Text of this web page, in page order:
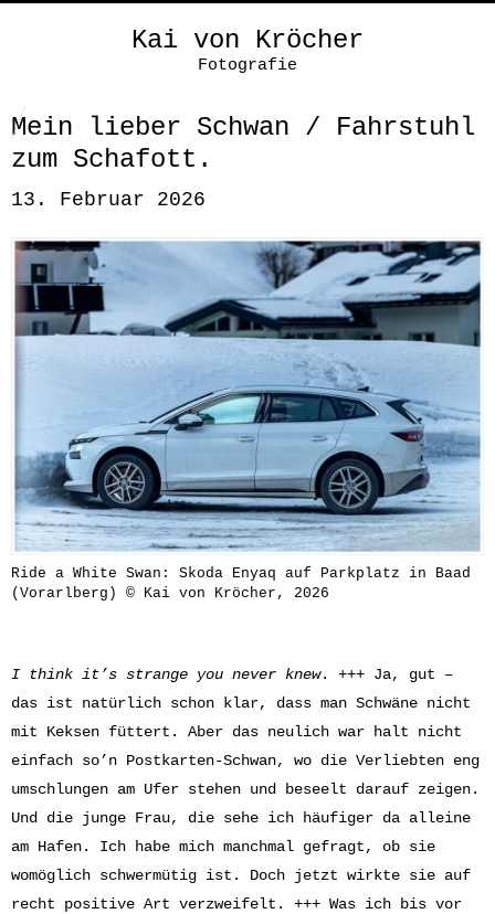
Kai von Kröcher
Fotografie
Mein lieber Schwan / Fahrstuhl
zum Schafott.
13. Februar 2026
Ride a White Swan: Skoda Enyaq auf Parkplatz in Baad
(Vorarlberg) © Kai von Kröcher, 2026
I think it’s strange you never knew. +++ Ja, gut –
das ist natürlich schon klar, dass man Schwäne nicht
mit Keksen füttert. Aber das neulich war halt nicht
einfach so’n Postkarten-Schwan, wo die Verliebten eng
umschlungen am Ufer stehen und beseelt darauf zeigen.
Und die junge Frau, die sehe ich häufiger da alleine
am Hafen. Ich habe mich manchmal gefragt, ob sie
womöglich schwermütig ist. Doch jetzt wirkte sie auf
recht positive Art verzweifelt. +++ Was ich bis vor